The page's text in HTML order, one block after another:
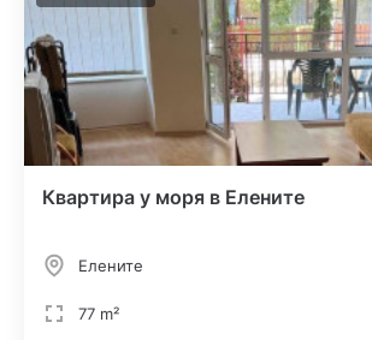
Квартира у моря в Елените
Елените
77 m²